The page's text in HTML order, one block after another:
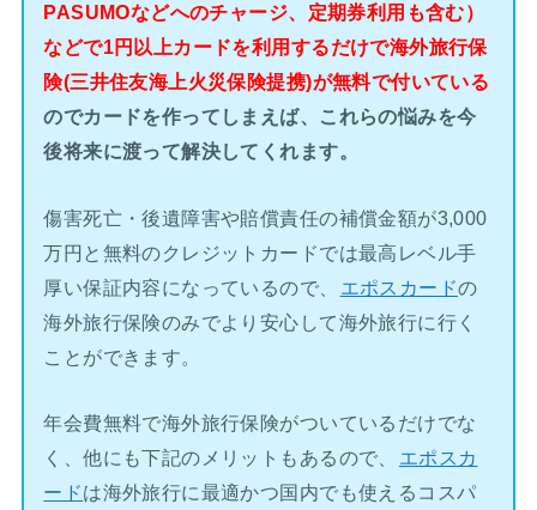
PASUMOなどへのチャージ、定期券利用も含む）
などで1円以上カードを利用するだけで海外旅行保
険(三井住友海上火災保険提携)が無料で付いている
のでカードを作ってしまえば、これらの悩みを今
後将来に渡って解決してくれます。
傷害死亡・後遺障害や賠償責任の補償金額が3,000
万円と無料のクレジットカードでは最高レベル手
厚い保証内容になっているので、
エポスカードの
海外旅行保険のみでより安心して海外旅行に行く
ことができます。
年会費無料で海外旅行保険がついているだけでな
く、他にも下記のメリットもあるので、
エポスカ
ードは海外旅行に最適かつ国内でも使えるコスパ